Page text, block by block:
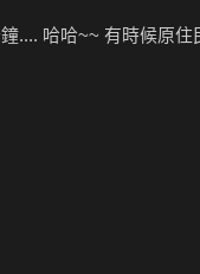
.... 哈哈~~ 有時候原住